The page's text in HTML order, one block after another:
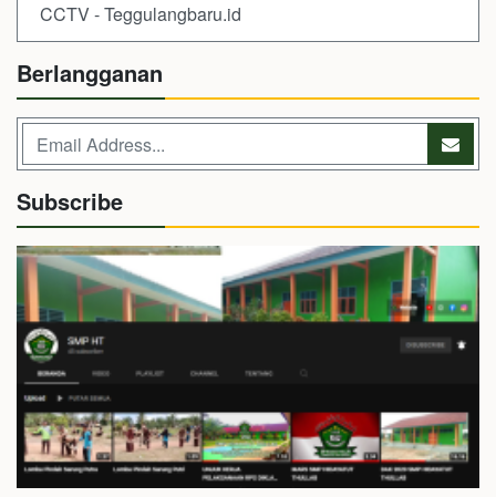
CCTV - Teggulangbaru.id
Berlangganan
Subscribe